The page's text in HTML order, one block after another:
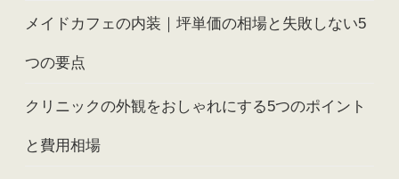
メイドカフェの内装｜坪単価の相場と失敗しない5
つの要点
クリニックの外観をおしゃれにする5つのポイント
と費用相場